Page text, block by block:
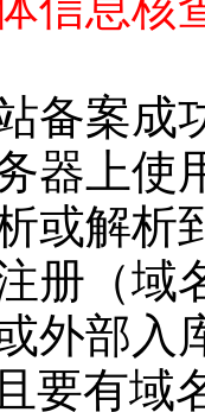
备案成
器上使
或解析
册（域
外部入
要有域